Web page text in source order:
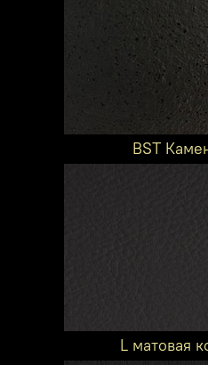
BST
L матовая